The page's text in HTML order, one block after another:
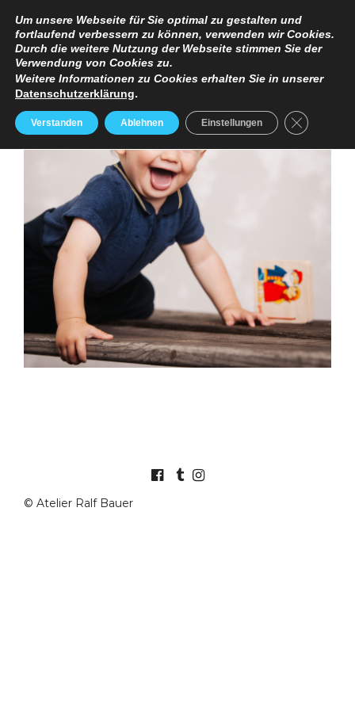
© Atelier Ralf Bauer
Um unsere Webseite für Sie optimal zu gestalten und
fortlaufend verbessern zu können, verwenden wir Cookies.
Durch die weitere Nutzung der Webseite stimmen Sie der
Verwendung von Cookies zu.
Weitere Informationen zu Cookies erhalten Sie in unserer
Datenschutzerklärung.
Verstanden Ablehnen Einstellungen GDPR